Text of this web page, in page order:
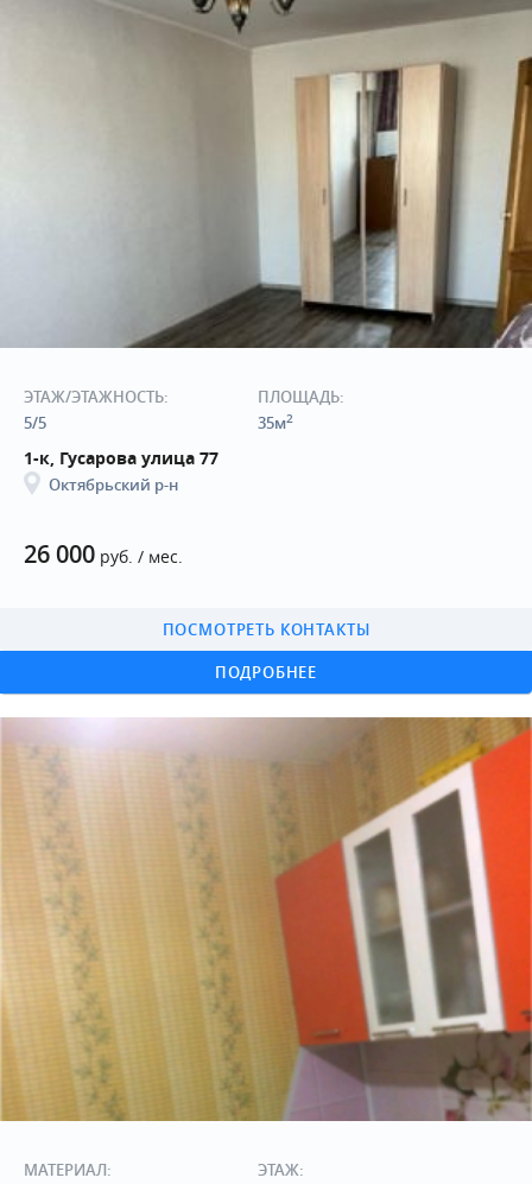
26 000 руб. / мес.
1-к, Гусарова улица 77
Октябрьский р-н
ПОДРОБНЕЕ
ПОСМОТРЕТЬ КОНТАКТЫ
ЭТАЖ/ЭТАЖНОСТЬ:
5/5
ПЛОЩАДЬ:
35м2
МАТЕРИАЛ:
ЭТАЖ: